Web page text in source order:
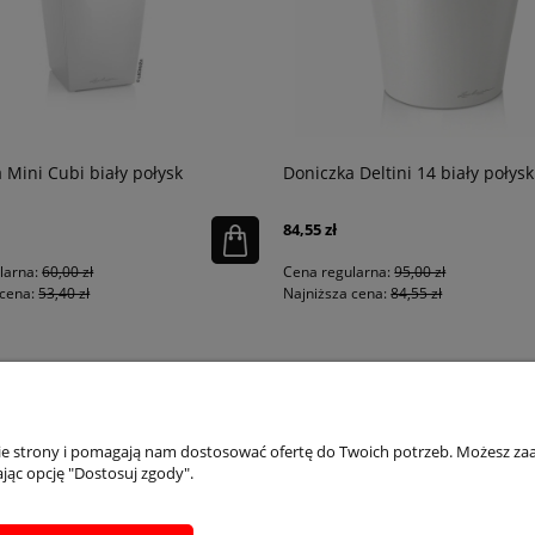
Mini Cubi biały połysk
60,00 zł
53,40 zł
Doniczka Deltini 14 biały połysk
84,55 zł
Cena regularna: 95,00 zł
Najniższa cena: 84,55 zł
Dostępne formy płatości
strony i pomagają nam dostosować ofertę do Twoich potrzeb. Możesz
opcję "Dostosuj zgody".